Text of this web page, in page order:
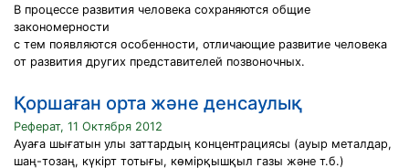
В процессе развития человека сохраняются общие
закономерности
с тем появляются особенности, отличающие развитие человека
от развития других представителей позвоночных.
Қоршаған орта және денсаулық
Реферат, 11 Октября 2012
Ауаға шығатын улы заттардың концентрациясы (ауыр металдар,
шаң-тозаң, күкірт тотығы, көмірқышқыл газы және т.б.)